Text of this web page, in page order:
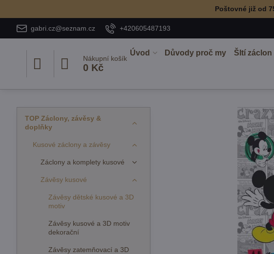
Poštovné již od
gabri.cz@seznam.cz +420605487193
Nákupní košík
0 Kč
Úvod Důvody proč my ŠItí záclon
TOP Záclony, závěsy &
doplňky
Kusové záclony a závěsy
Záclony a komplety kusové
Závěsy kusové
Závěsy dětské kusové a 3D
motiv
Závěsy kusové a 3D motiv
dekorační
Závěsy zatemňovací a 3D